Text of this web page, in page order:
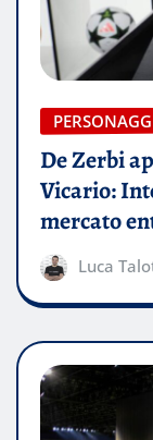
De Zerbi
Vicario:
mercato
Luca